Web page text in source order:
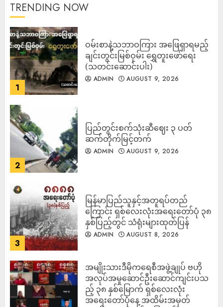
TRENDING NOW
1
ဝမ်းစာနဲ့သဘာဝကြား အဖြေရှာရမည့်
ချင်းတွင်းမြစ်ဝှမ်း ရွှေတူးဖော်ရေး
(သတင်းဆောင်းပါး)
ADMIN AUGUST 9, 2026
2
ပြည်တွင်းစက်သုံးဆီဈေး ၃ ပတ်
ဆက်တိုက်မြင့်တက်
ADMIN AUGUST 9, 2026
3
မြန်မာပြည်သူနှင့်အတူရပ်တည်
ကြောင်း ရှစ်လေးလုံးအရေးတော်ပုံ ၃၈
နှစ်ပြည့်တွင် သံရုံးများထုတ်ပြန်
ADMIN AUGUST 8, 2026
အမျိုးသားဒီမိုကရေစီအဖွဲ့ချုပ် ဗဟို
အလုပ်အမှုဆောင်ဦးဆောင်ကျင်းပသ
ည့် ၃၈ နှစ်မြောက် ရှစ်လေးလုံး
အရေးတော်ပုံနေ့ အထိမ်းအမှတ်